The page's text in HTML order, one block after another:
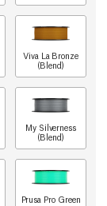
Viva La Bronze
(Blend)
My Silverness
(Blend)
Prusa Pro Green